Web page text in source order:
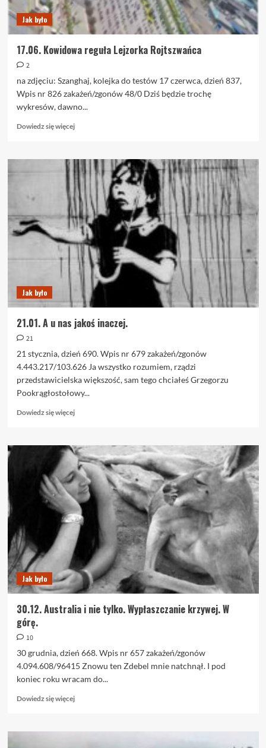
Jak było
17.06. Kowidowa reguła Lejzorka Rojtszwańca
2
na zdjęciu: Szanghaj, kolejka do testów 17 czerwca, dzień 837,
Wpis nr 826 zakażeń/zgonów 48/0 Dziś będzie trochę
wykresów, dawno...
Dowiedz się więcejDowiedz
o
17.06.
Kowidowa
reguła
Lejzorka
Rojtszwańca
Jak było
21.01. A u nas jakoś inaczej.
21
21 stycznia, dzień 690. Wpis nr 679 zakażeń/zgonów
4.443.217/103.626 Ja wszystko rozumiem, rządzi
przedstawicielska większość, sam tego chciałeś Grzegorzu
Pookrągłostołowy...
Dowiedz się więcejDowiedz
o
21.01.
A
u
nas
jakoś
inaczej.
Jak było
30.12. Australia i nie tylko. Wypłaszczanie krzywej. W
górę.
10
30 grudnia, dzień 668. Wpis nr 657 zakażeń/zgonów
4.094.608/96415 Znowu ten Zdebel mnie natchnął. I pod
koniec roku wracam do...
Dowiedz się więcejDowiedz
o